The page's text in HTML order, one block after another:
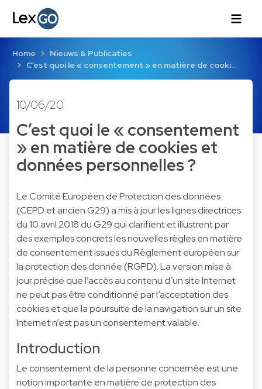
Home
Nieuws & Publicaties
C’est quoi le « consentement » en matière de cooki…
10/06/20
C’est quoi le « consentement
» en matière de cookies et
données personnelles ?
Le Comité Européen de Protection des données
(CEPD et ancien G29) a mis à jour les lignes directrices
du 10 avril 2018 du G29 qui clarifient et illustrent par
des exemples concrets les nouvelles règles en matière
de consentement issues du Règlement européen sur
la protection des donnée (RGPD). La version mise à
jour précise que l’accès au contenu d’un site Internet
ne peut pas être conditionné par l’acceptation des
cookies et que la poursuite de la navigation sur un site
Internet n’est pas un consentement valable.
Introduction
Le consentement de la personne concernée est une
notion importante en matière de protection des